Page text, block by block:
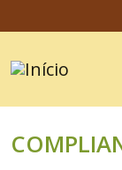
Pular para o